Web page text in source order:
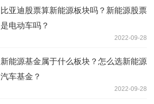
比亚迪股票算新能源板块吗？新能源股票
是电动车吗？
2022-09-28
新能源基金属于什么板块？怎么选新能源
汽车基金？
2022-09-28